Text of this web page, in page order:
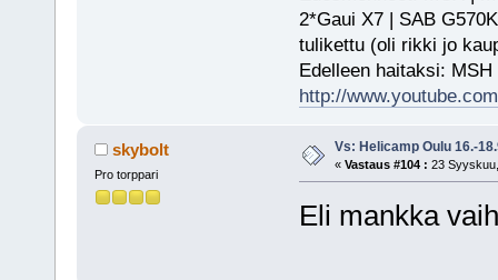
2*Gaui X7 | SAB
tulikettu (oli rikki jo
Edelleen haitaksi:
http://
skybolt
Pro torppari
Vs: Helicamp Oulu 16.-
« Vastaus #104 : 23
Eli mankka